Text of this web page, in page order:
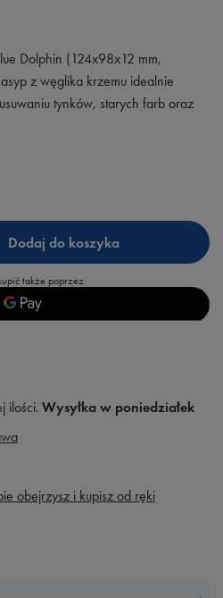
Dolphin (124x98x12 mm,
z węglika krzemu idealnie
tynków, starych farb oraz
Dodaj do koszyka
także poprzez:
ilości Wysyłka w poniedziałek
obejrzysz i kupisz od ręki